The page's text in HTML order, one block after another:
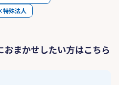
殊法人
まかせしたい方はこちら